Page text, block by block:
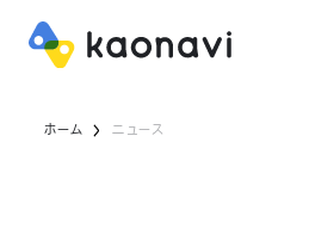
ホーム ニュース